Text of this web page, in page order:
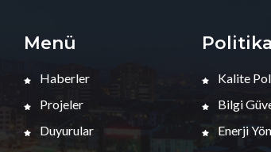
Menü
Haberler
Projeler
Duyurular
Kalite
Bilgi
Enerji